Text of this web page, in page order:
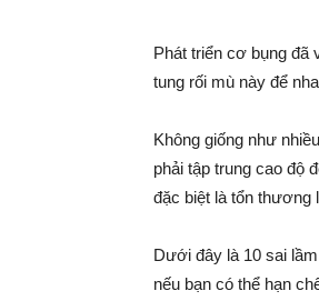
Phát triển cơ bụng đã
tung rối mù này để
Không giống như
phải tập trung cao độ
đặc biệt là tổn thương
Dưới đây là 10 sai
nếu bạn có thể hạn